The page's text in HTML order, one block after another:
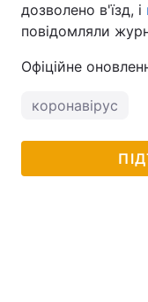
дозволено в'їзд, і
повідомляли
Офіційне
коронавірус